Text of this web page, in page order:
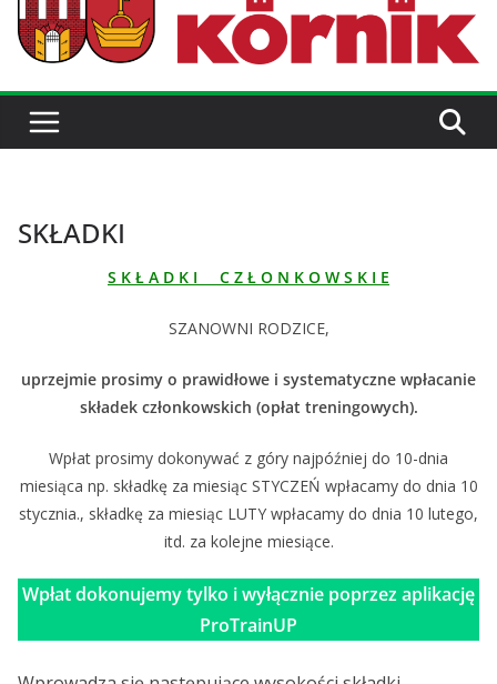
SKŁADKI
S K Ł A D K I C Z Ł O N K O W S K I E
SZANOWNI RODZICE,
uprzejmie prosimy o prawidłowe i systematyczne wpłacanie
składek członkowskich (opłat treningowych).
Wpłat prosimy dokonywać z góry najpóźniej do 10-dnia
miesiąca np. składkę za miesiąc STYCZEŃ wpłacamy do dnia 10
stycznia., składkę za miesiąc LUTY wpłacamy do dnia 10 lutego,
itd. za kolejne miesiące.
Wpłat dokonujemy tylko i wyłącznie poprzez aplikację
ProTrainUP